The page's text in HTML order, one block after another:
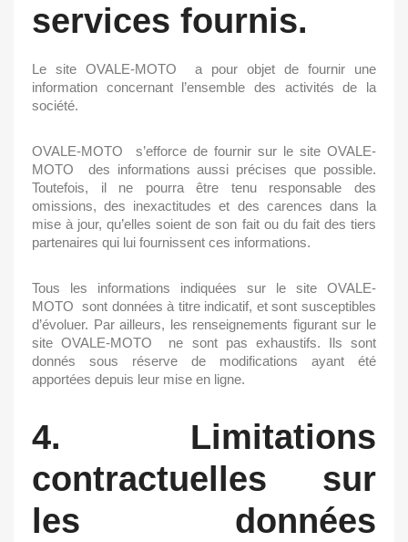
services fournis.
Le site OVALE-MOTO
a pour objet de fournir une
information concernant l’ensemble des activités de la
société.
OVALE-MOTO s’efforce de fournir sur le site OVALE-
MOTO
des informations aussi précises que possible.
Toutefois, il ne pourra être tenu responsable des
omissions, des inexactitudes et des carences dans la
mise à jour, qu’elles soient de son fait ou du fait des tiers
partenaires qui lui fournissent ces informations.
Tous les informations indiquées sur le site OVALE-
MOTO sont données à titre indicatif, et sont susceptibles
d’évoluer. Par ailleurs, les renseignements figurant sur le
siteOVALE-MOTO
ne sont pas exhaustifs. Ils sont
donnés sous réserve de modifications ayant été
apportées depuis leur mise en ligne.
4. Limitations
contractuelles sur
les données